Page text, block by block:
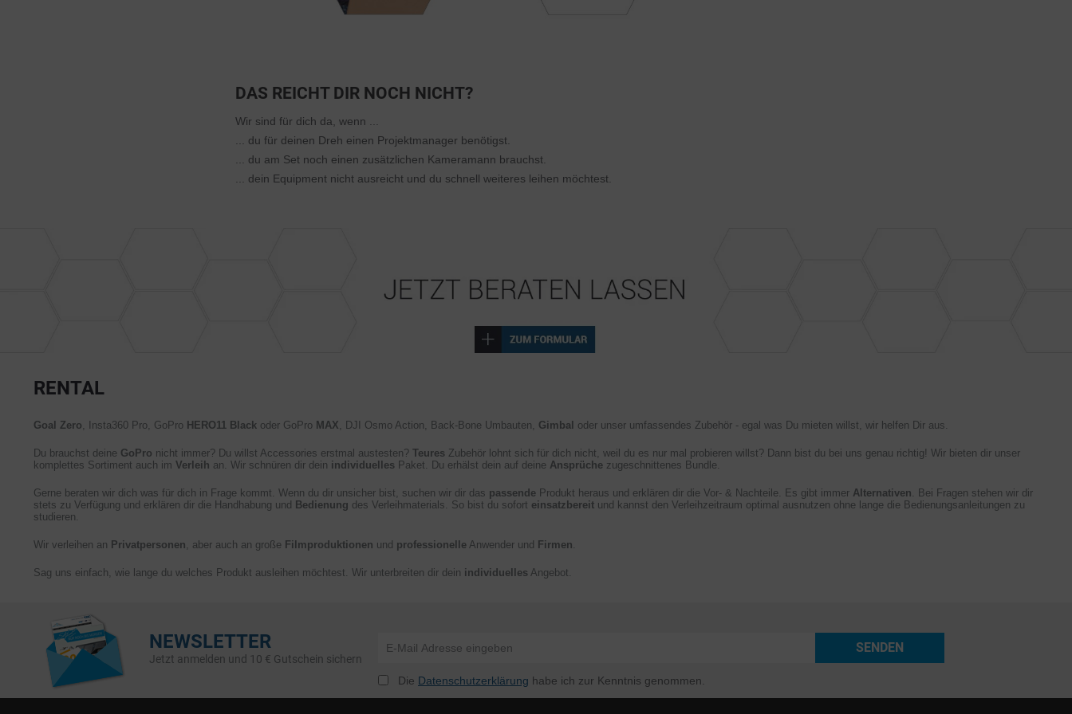
DAS REICHT DIR NOCH NICHT?
Wir sind für dich da, wenn ...
... du für deinen Dreh einen Projektmanager benötigst.
... du am Set noch einen zusätzlichen Kameramann brauchst.
... dein Equipment nicht ausreicht und du schnell weiteres leihen möchtest.
RENTAL
Goal Zero, Insta360 Pro, GoPro HERO11 Black oder GoPro MAX, DJI Osmo Action, Back-Bone Umbauten, Gimbal oder unser umfassendes Zubehör - egal was Du mieten willst, wir helfen Dir aus.
Du brauchst deine GoPro nicht immer? Du willst Accessories erstmal austesten? Teures Zubehör lohnt sich für dich nicht, weil du es nur mal probieren willst? Dann bist du bei uns genau richtig! Wir bieten dir unser
komplettes Sortiment auch im Verleih an. Wir schnüren dir dein individuelles Paket. Du erhälst dein auf deine Ansprüche zugeschnittenes Bundle.
Gerne beraten wir dich was für dich in Frage kommt. Wenn du dir unsicher bist, suchen wir dir das passende Produkt heraus und erklären dir die Vor- & Nachteile. Es gibt immer Alternativen. Bei Fragen stehen wir dir
stets zu Verfügung und erklären dir die Handhabung und
Bedienung des Verleihmaterials. So bist du sofort einsatzbereit und kannst den Verleihzeitraum optimal ausnutzen ohne lange die Bedienungsanleitungen zu
studieren.
Wir verleihen an Privatpersonen, aber auch an große Filmproduktionen und professionelle Anwender und Firmen.
Sag uns einfach, wie lange du welches Produkt ausleihen möchtest. Wir unterbreiten dir dein individuelles Angebot.
NEWSLETTER
Jetzt anmelden und 10 € Gutschein sichern
SENDEN
Die Datenschutzerklärung habe ich zur Kenntnis genommen.